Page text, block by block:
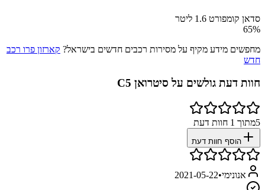
סדאן קומפורט 1.6 ליטר
65%
מחפשים מידע מקיף על מסירות רכבים חדשים בישראל? קארזון פרו רכב
חדש
חוות דעת גולשים על סיטרואן C5
5מתוך 1 חוות דעת
הוסף חוות דעת
אנונימי•
2021-05-22